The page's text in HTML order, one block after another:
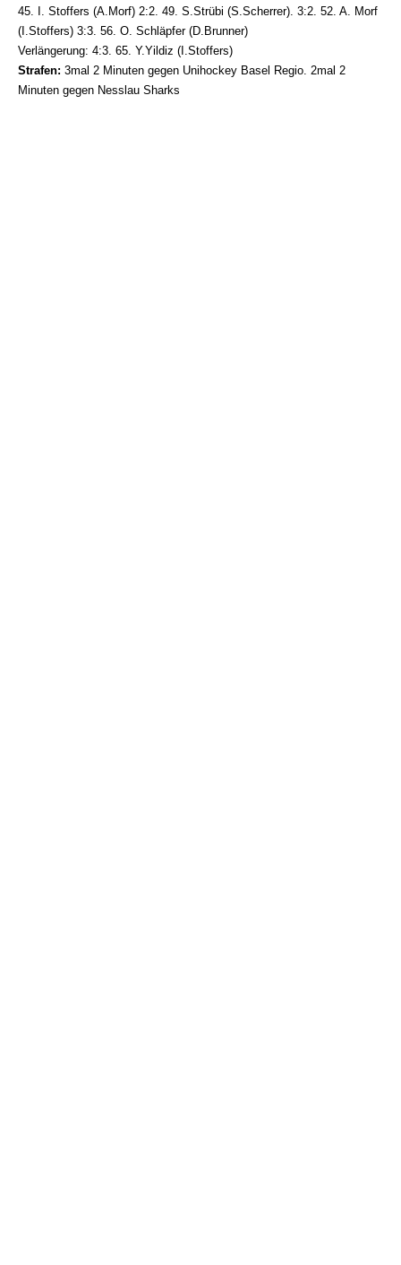
45. I. Stoffers (A.Morf) 2:2. 49. S.Strübi (S.Scherrer). 3:2. 52. A. Morf
(I.Stoffers) 3:3. 56. O. Schläpfer (D.Brunner)
Verlängerung: 4:3. 65. Y.Yildiz (I.Stoffers)
Strafen: 3mal 2 Minuten gegen Unihockey Basel Regio. 2mal 2
Minuten gegen Nesslau Sharks